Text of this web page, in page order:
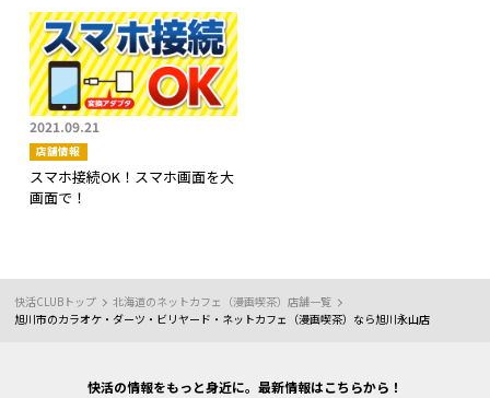
快活CLUBトップ
北海道のネットカフェ（漫画喫茶）店舗一覧
旭川市のカラオケ・ダーツ・ビリヤード・ネットカフェ（漫画喫茶）なら旭川永山店
2021.09.21
店舗情報
スマホ接続OK！スマホ画面を大
画面で！
快活の情報をもっと身近に。最新情報はこちらから！